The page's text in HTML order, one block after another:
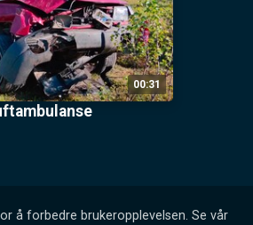
00:31
å forbedre brukeropplevelsen. Se vår